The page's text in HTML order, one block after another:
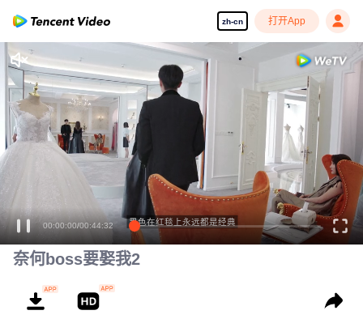
zh-cn 打开App
00:00:01/00:44:32 黑色在红毯上永远都是经典
奈何boss要娶我2